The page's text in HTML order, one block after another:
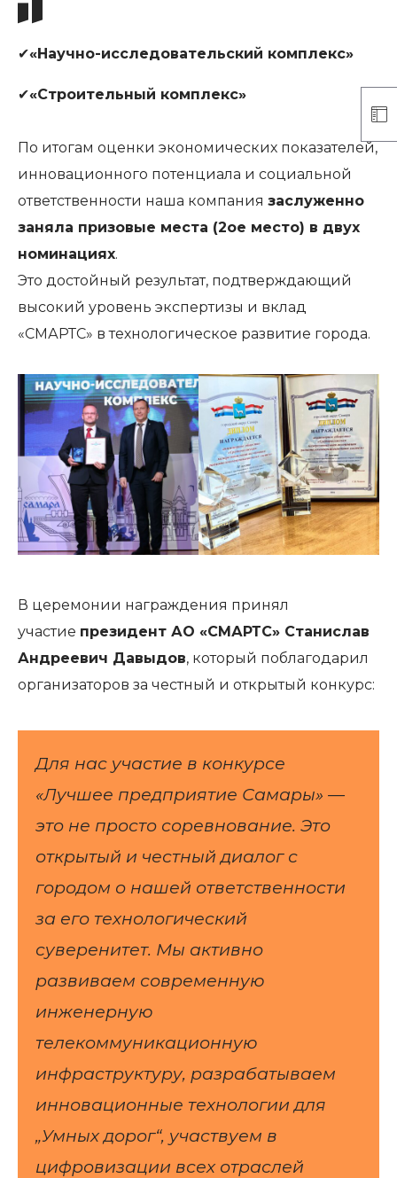
✔«Научно-исследовательский комплекс»
✔«Строительный комплекс»
По итогам оценки экономических показателей,
инновационного потенциала и социальной
ответственности наша компания заслуженно
заняла призовые места (2ое место) в двух
номинациях.
Это достойный результат, подтверждающий
высокий уровень экспертизы и вклад
«СМАРТС» в технологическое развитие города.
В церемонии награждения принял
участие президент АО «СМАРТС» Станислав
Андреевич Давыдов, который поблагодарил
организаторов за честный и открытый конкурс:
Для нас участие в конкурсе
«Лучшее предприятие Самары» —
это не просто соревнование. Это
открытый и честный диалог с
городом о нашей ответственности
за его технологический
суверенитет. Мы активно
развиваем современную
инженерную
телекоммуникационную
инфраструктуру, разрабатываем
инновационные технологии для
„Умных дорог“, участвуем в
цифровизации всех отраслей